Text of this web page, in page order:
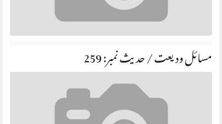
مسائل ودیعت / حديث نمبر: 259